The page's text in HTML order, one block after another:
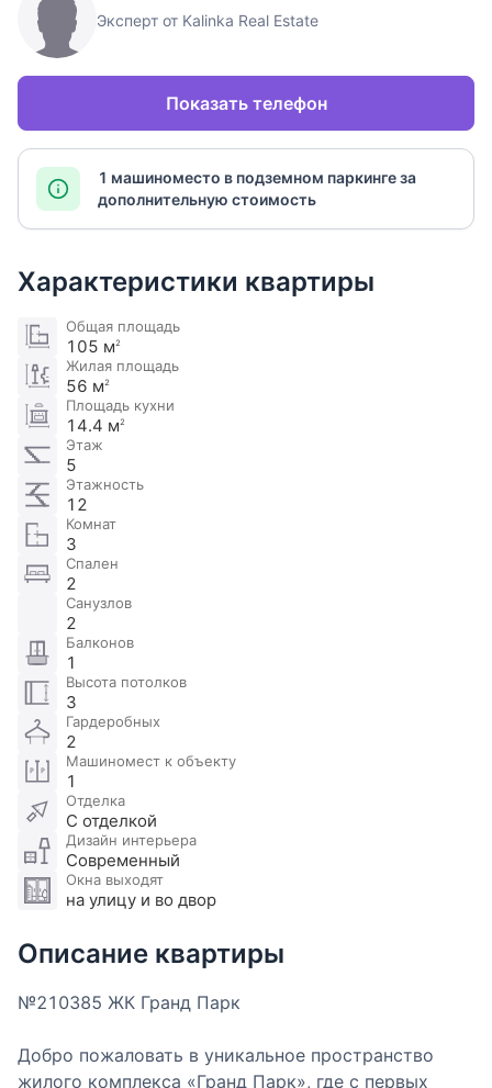
Эксперт от Kalinka Real Estate
Показать телефон
1 машиноместо в подземном паркинге за
дополнительную стоимость
Характеристики квартиры
Общая площадь
105 м2
Жилая площадь
56 м2
Площадь кухни
14.4 м2
Этаж
5
Этажность
12
Комнат
3
Спален
2
Санузлов
2
Балконов
1
Высота потолков
3
Гардеробных
2
Машиномест к объекту
1
Отделка
С отделкой
Дизайн интерьера
Современный
Окна выходят
на улицу и во двор
Описание квартиры
№210385 ЖК Гранд Парк
Добро пожаловать в уникальное пространство
жилого комплекса «Гранд Парк», где с первых